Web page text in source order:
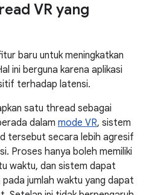
VR yang
baru untuk meningkatkan
ini berguna karena aplikasi
terhadap latensi.
satu thread sebagai
dalam mode VR, sistem
tersebut secara lebih agresif
Proses hanya boleh memiliki
waktu, dan sistem dapat
jumlah waktu yang dapat